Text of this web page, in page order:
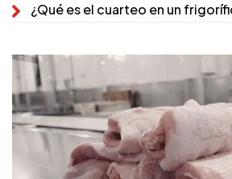
¿Qué es el cuarteo en un